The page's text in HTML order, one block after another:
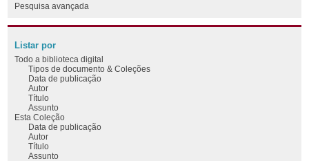
Pesquisa avançada
Listar por
Todo a biblioteca digital
Tipos de documento & Coleções
Data de publicação
Autor
Título
Assunto
Esta Coleção
Data de publicação
Autor
Título
Assunto